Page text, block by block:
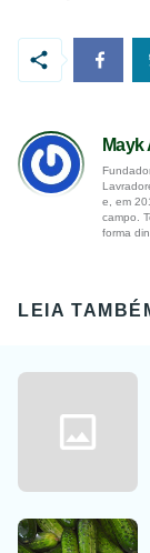
Mayk
e, em
campo.
forma
LEIA